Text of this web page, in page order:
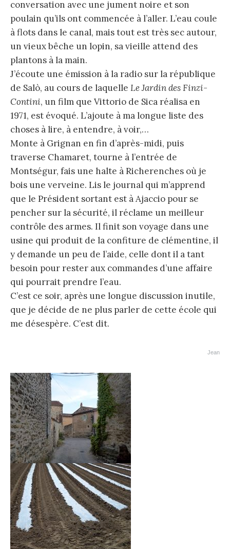
conversation avec une jument noire et son
poulain qu’ils ont commencée à l’aller. L’eau coule
à flots dans le canal, mais tout est très sec autour,
un vieux bêche un lopin, sa vieille attend des
plantons à la main.
J’écoute une émission à la radio sur la république
de Salò, au cours de laquelle Le Jardin des Finzi-
Contini, un film que Vittorio de Sica réalisa en
1971, est évoqué. L’ajoute à ma longue liste des
choses à lire, à entendre, à voir,…
Monte à Grignan en fin d’après-midi, puis
traverse Chamaret, tourne à l’entrée de
Montségur, fais une halte à Richerenches où je
bois une verveine. Lis le journal qui m’apprend
que le Président sortant est à Ajaccio pour se
pencher sur la sécurité, il réclame un meilleur
contrôle des armes. Il finit son voyage dans une
usine qui produit de la confiture de clémentine, il
y demande un peu de l’aide, celle dont il a tant
besoin pour rester aux commandes d’une affaire
qui pourrait prendre l’eau.
C’est ce soir, après une longue discussion inutile,
que je décide de ne plus parler de cette école qui
me désespère. C’est dit.
Jean